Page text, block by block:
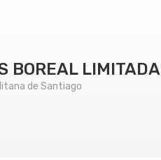
BOREAL LIMITADA
de Santiago